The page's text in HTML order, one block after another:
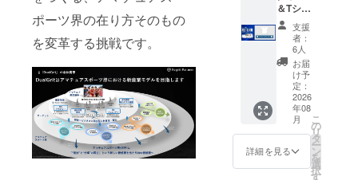
ポーツ界の在り方そのもの
を変革する挑戦です。
ス、住
所、氏
名、電
話番号
を取得
させて
いただ
きま
す。 ※8
月下旬
に発送
予定で
に添付
しま
す。）
・オリ
ジナル
ステッ
カー
（50×5
0㎜）
・オリ
ジナルT
シャツ
＆Tシャ
ツ】 ・
DGFC
限定携
帯壁紙
付きお
礼メー
ル（ほ
しい方
を選択
してく
ださ
い。）
・アン
支援
者：
6人
お届
け予
定：
2026
年08
月
詳細を見る
こ
の
リ
タ
ー
ン
を
選
択
す